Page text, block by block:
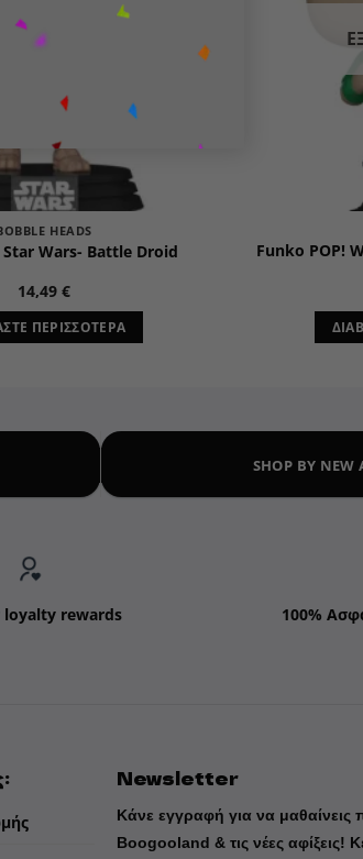
HEADS
Star Wars- Battle Droid
14,49 €
ΠΕΡΙΣΣΌΤΕΡΑ
Funko POP!
SHOP BY NEW
loyalty rewards 100%
Newsletter
Κάνε εγγραφή για να μαθαίνεις
Boogooland & τις νέες αφίξεις!